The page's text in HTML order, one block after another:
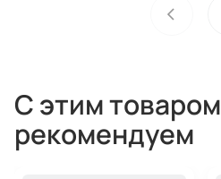
С этим товаром
рекомендуем